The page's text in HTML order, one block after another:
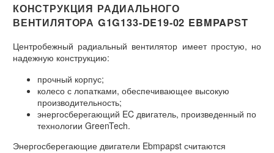
КОНСТРУКЦИЯ РАДИАЛЬНОГО
ВЕНТИЛЯТОРА G1G133-DE19-02 EBMPAPST
Центробежный радиальный вентилятор имеет простую, но
надежную конструкцию:
прочный корпус;
колесо с лопатками, обеспечивающее высокую
производительность;
энергосберегающий EC двигатель, произведенный по
технологии GreenTech.
Энергосберегающие двигатели Ebmpapst считаются